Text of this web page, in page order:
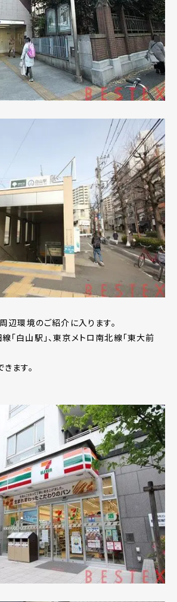
辺環境のご紹介に入ります。
「白山駅」、東京メトロ南北線「東大前
ます。